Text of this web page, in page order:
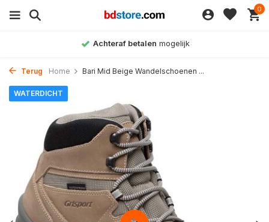
0
Achteraf betalen mogelijk
Terug Home Bari Mid Beige Wandelschoenen ...
WATERDICHT